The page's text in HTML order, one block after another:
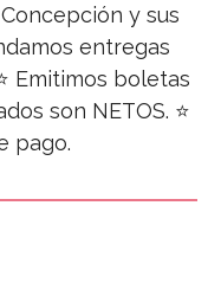
y sus
entregas
Emitimos boletas
son NETOS. ⭐
pago.